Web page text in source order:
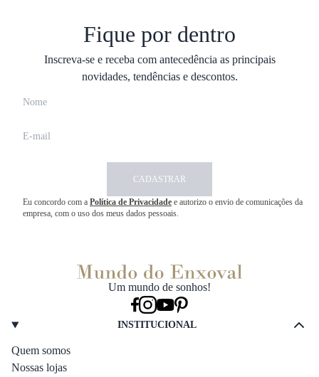
Fique por dentro
Inscreva-se e receba com antecedência as principais
novidades, tendências e descontos.
CADASTRAR
Eu concordo com a Política de Privacidade e autorizo o envio de comunicações da
empresa, com o uso dos meus dados pessoais.
Um mundo de sonhos!
INSTITUCIONAL
Quem somos
Nossas lojas